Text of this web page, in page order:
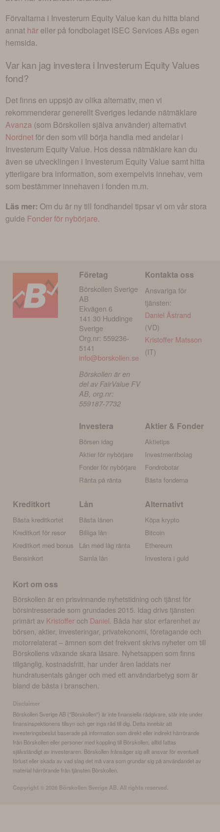
Förvaltarna i Investerum Equity Value kan du hitta bland
annat här eller på fondbolaget ISEC Services ABs egen
hemsida.
Var kan jag investera i Investerum Equity Values
fond?
Det finns en uppsjö av olika alternativ, men vi
rekommenderar generellt Sveriges ledande nätmäklare
Avanza (som Börskollen själva använder) alternativt
Nordnetför den som vill börja handla med andelar i
Investerum Equity Value. Hos dessa nätmäklare kan du
även se utvecklingen i Investerum Equity Value samt hitta
ytterligare bra information, som exempelvis innehav, vem
som bestämmer innehaven i fonden m.m.
Läs mer: Om du är ny till fondhandel tipsar vi om vår stora
guide Fonder för nybörjare.
Företag
Börskollen Sverige
AB
Ekvägen 6
141 30 Huddinge
Sverige
Org.nr: 559236-
5141
info@borskollen.se
Börskollen är en
del av FairValue FV
AB, org.nr:
559187-7732
Kontakta oss
Ansvariga för
tjänsten:
Daniel Åstrand
(VD)
Kristoffer Matsson
(IT)
Investera
Börsen idag
Aktier för nybörjare
Fonder för nybörjare
Ränta på ränta
Aktier & Fonder
Aktietips
Investmentbolag
Fondrobotar
Bästa fonderna
Kreditkort
Bästa kreditkortet
Kreditkort för resor
Kreditkort med bonus
Bensinkort
Lån
Bästa lånen
Billiga lån
Lån med låg ränta
Samla lån
Alternativt
Köpa krypto
Bitcoin
Ethereum
Investera i guld
Kort om oss
Börskollen är en prisvinnande nyhetstidning och tjänst för
börsintresserade som grundades 2015. Idag drivs tjänsten
primärt av Kristoffer och Daniel. Båda har stor erfarenhet av
börsen, aktier, investeringar, privatekonomi, företagande och
motorrelaterat – ämnen som det frekvent skrivs nyheter om till
Börskollens växande skara läsare. Nyhetsappen som finns
tillgänglig, kostnadsfritt, har under åren laddats ner
hundratusentals gånger och med ett användarbetyg som är
bland de bästa i branschen.
Disclaimer
Börskollen Sverige AB ("Börskollen") är inte finansiella rådgivare, står inte under
finansinspektionens tillsyn och ger inga råd till dig. Detta innebär att
investeringsbeslut baserade på information som direkt eller indirekt härrörande
från Börskollen eller personer med koppling till Börskollen, alltid fattas
självständigt av investeraren. Börskollen frånsäger sig allt ansvar för eventuell
förlust eller skada av vad slag det må vara som grundar sig på användandet av
material härrörande från tjänsten Börskollen.
Copyright © 2026 Börskollen Sverige AB. All rights reserved.